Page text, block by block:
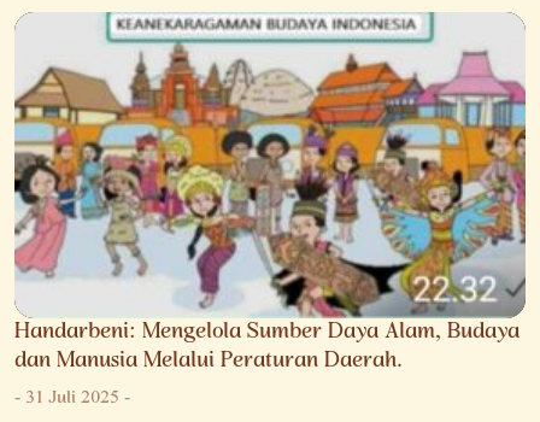
Handarbeni: Mengelola Sumber Daya Alam, Budaya
dan Manusia Melalui Peraturan Daerah.
-31 Juli 2025-